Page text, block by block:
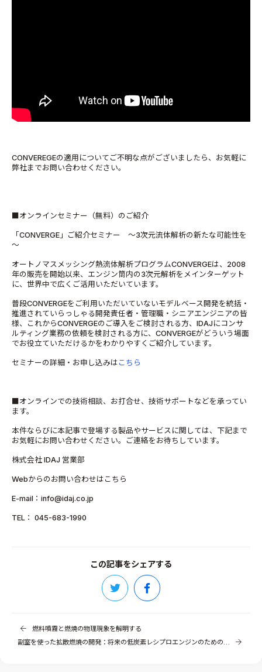
CONVEREGEの適用についてご不明な点がございましたら、お気軽に
弊社までお問い合わせください。
■オンラインセミナー（無料）のご紹介
「CONVERGE」ご紹介セミナー ～3次元流体解析の新たな可能性を
～
オートノマスメッシング熱流体解析プログラムCONVERGEは、2008
年の販売を開始以来、エンジン筒内の3次元解析をメインターゲット
に、世界中で広くご活用いただいています。
普段CONVERGEをご利用いただいていないモデルベース開発を統括・
推進されていらっしゃる開発責任者・管理職・シニアエンジニアの皆
様、これからCONVERGEのご導入をご検討される方、IDAJにコンサ
ルティング業務の依頼を検討される方に、CONVERGEがどういう場面
でお役立ていただけるかをわかりやすくご紹介しています。
セミナーの詳細・お申し込みは こちら
■オンラインでの技術相談、お打合せ、技術サポートなどを承ってい
ます。
本件ならびに本記事で登場する製品やサービスに関しては、下記まで
お気軽にお問い合わせください。ご連絡をお待ちしています。
株式会社 IDAJ 営業部
Webからのお問い合わせはこちら
E-mail：info@idaj.co.jp
TEL： 045-683-1990
この記事をシェアする
燃料噴霧と燃焼の物理現象を解明する
副室を使った拡散燃焼の開発：将来の低炭素レシプロエンジンのための、燃料を問わない燃焼法とは？